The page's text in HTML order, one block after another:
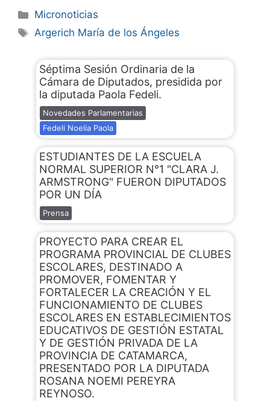
Micronoticias
Argerich María de los Ángeles
Séptima Sesión Ordinaria de la
Cámara de Diputados, presidida por
la diputada Paola Fedeli.
Novedades Parlamentarias
Fedeli Noelia Paola
ESTUDIANTES DE LA ESCUELA
NORMAL SUPERIOR N°1 "CLARA J.
ARMSTRONG" FUERON DIPUTADOS
POR UN DÍA
Prensa
PROYECTO PARA CREAR EL
PROGRAMA PROVINCIAL DE CLUBES
ESCOLARES, DESTINADO A
PROMOVER, FOMENTAR Y
FORTALECER LA CREACIÓN Y EL
FUNCIONAMIENTO DE CLUBES
ESCOLARES EN ESTABLECIMIENTOS
EDUCATIVOS DE GESTIÓN ESTATAL
Y DE GESTIÓN PRIVADA DE LA
PROVINCIA DE CATAMARCA,
PRESENTADO POR LA DIPUTADA
ROSANA NOEMI PEREYRA
REYNOSO.